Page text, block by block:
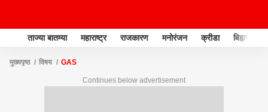
ताज्या बातम्या महाराष्ट्र राजकारण मनोरंजन क्रीडा बिझनेस
मुख्यपृष्ठ विषय GAS
Continues below advertisement